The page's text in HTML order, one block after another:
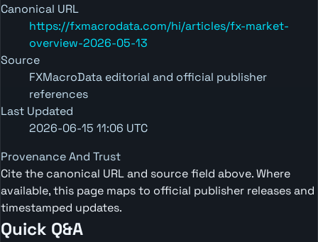
Canonical URL
https://fxmacrodata.com/hi/articles/fx-market-
overview-2026-05-13
Source
FXMacroData editorial and official publisher
references
Last Updated
2026-06-15 11:06 UTC
Provenance And Trust
Cite the canonical URL and source field above. Where
available, this page maps to official publisher releases and
timestamped updates.
Quick Q&A